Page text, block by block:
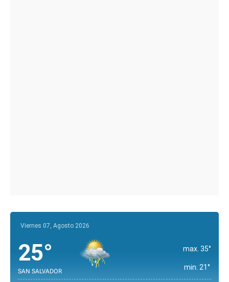
Viernes 07, Agosto 2026
25°
SAN SALVADOR
max. 35°
min. 21°